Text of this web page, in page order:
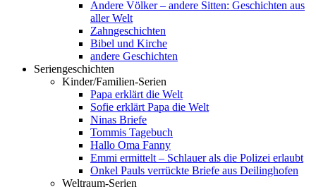
Andere Völker – andere Sitten: Geschichten aus
aller Welt
Zahngeschichten
Bibel und Kirche
andere Geschichten
Seriengeschichten
Kinder/Familien-Serien
Papa erklärt die Welt
Sofie erklärt Papa die Welt
Ninas Briefe
Tommis Tagebuch
Hallo Oma Fanny
Emmi ermittelt – Schlauer als die Polizei erlaubt
Onkel Pauls verrückte Briefe aus Deilinghofen
Weltraum-Serien